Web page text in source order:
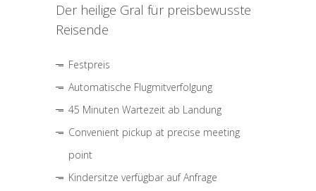
Der heilige Gral für preisbewusste
Reisende
Festpreis
Automatische Flugmitverfolgung
45 Minuten Wartezeit ab Landung
Convenient pickup at precise meeting
point
Kindersitze verfügbar auf Anfrage